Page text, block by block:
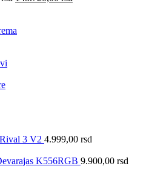
3 V2 4.999,00 rsd
K556RGB 9.900,00 rsd